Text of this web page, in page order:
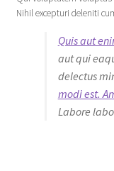
Nihil excepturi deleniti
Quis aut
aut qui
delectus
modi est.
Labore